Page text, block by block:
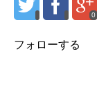
0
フォローする